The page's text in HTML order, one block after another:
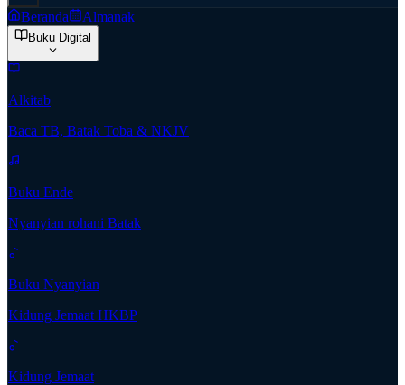
Beranda Almanak
Buku Digital
Alkitab
Baca TB, Batak Toba & NKJV
Buku Ende
Nyanyian rohani Batak
Buku Nyanyian
Kidung Jemaat HKBP
Kidung Jemaat